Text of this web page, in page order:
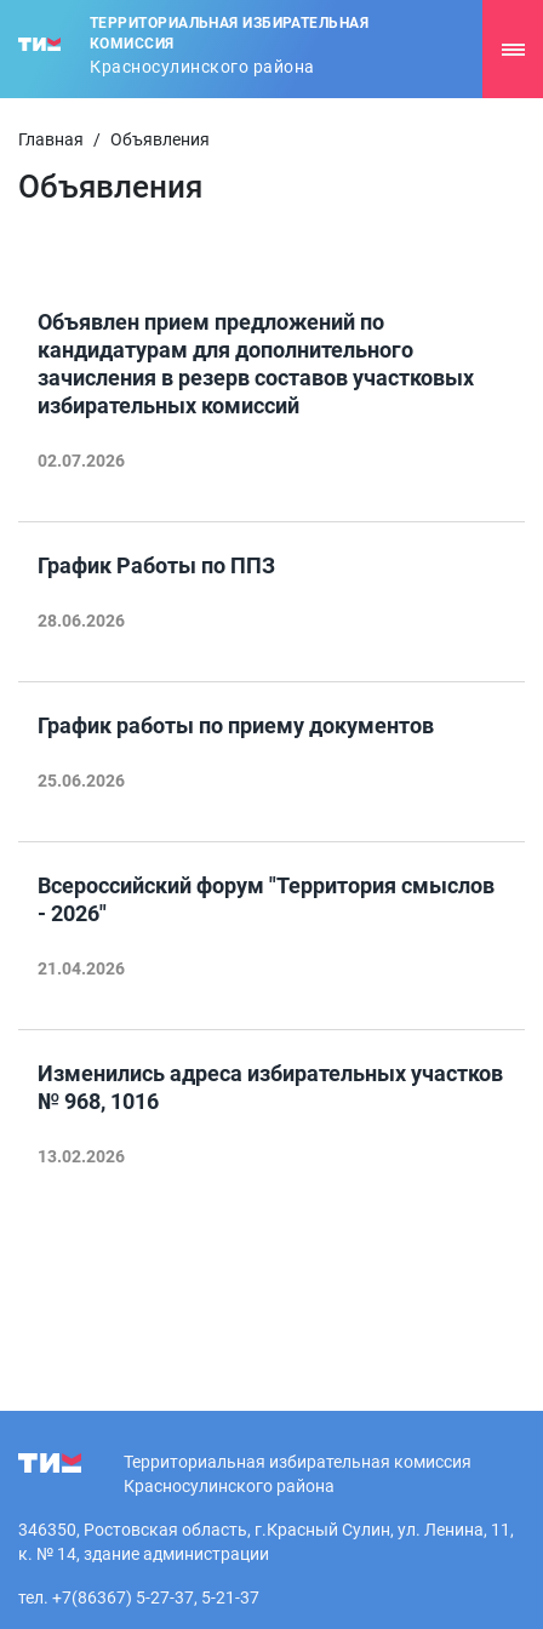
ТЕРРИТОРИАЛЬНАЯ ИЗБИРАТЕЛЬНАЯ
КОМИССИЯ
Красносулинского района
Главная / Объявления
Объявления
Объявлен прием предложений по
кандидатурам для дополнительного
зачисления в резерв составов участковых
избирательных комиссий
02.07.2026
График Работы по ППЗ
28.06.2026
График работы по приему документов
25.06.2026
Всероссийский форум "Территория смыслов
- 2026"
21.04.2026
Изменились адреса избирательных участков
№ 968, 1016
13.02.2026
Территориальная избирательная комиссия
Красносулинского района
346350, Ростовская область, г.Красный Сулин, ул. Ленина, 11,
к. № 14, здание администрации
тел. +7(86367) 5-27-37, 5-21-37